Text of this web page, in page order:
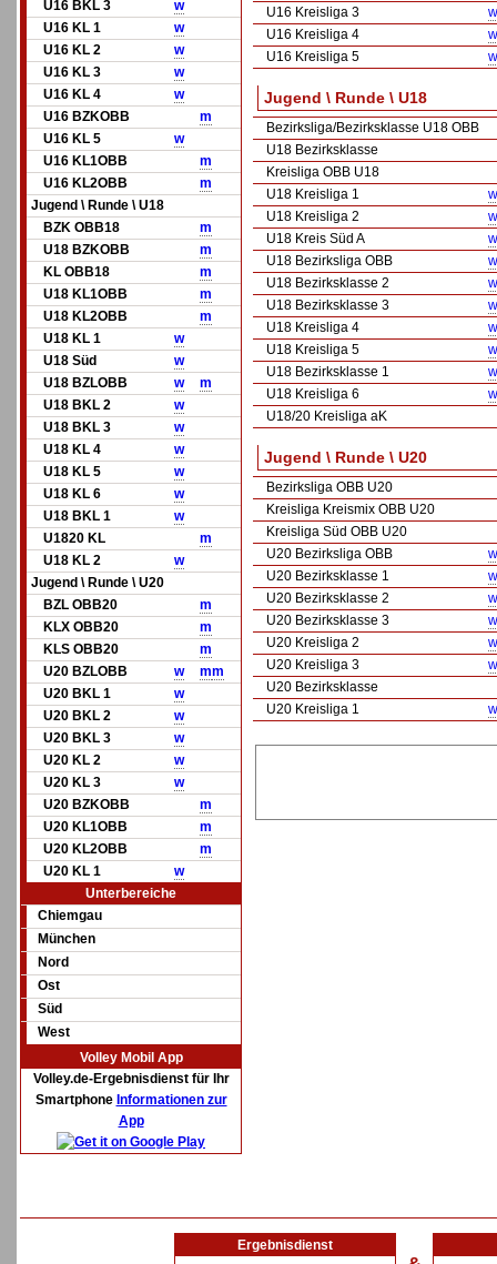
U16 BKL 3
w
U16 KL 1
w
U16 KL 2
w
U16 KL 3
w
U16 KL 4
w
U16 BZKOBB
m
U16 KL 5
w
U16 KL1OBB
m
U16 KL2OBB
m
Jugend \ Runde \ U18
BZK OBB18
m
U18 BZKOBB
m
KL OBB18
m
U18 KL1OBB
m
U18 KL2OBB
m
U18 KL 1
w
U18 Süd
w
U18 BZLOBB
w
m
U18 BKL 2
w
U18 BKL 3
w
U18 KL 4
w
U18 KL 5
w
U18 KL 6
w
U18 BKL 1
w
U1820 KL
m
U18 KL 2
w
Jugend \ Runde \ U20
BZL OBB20
m
KLX OBB20
m
KLS OBB20
m
U20 BZLOBB
w mm
U20 BKL 1
w
U20 BKL 2
w
U20 BKL 3
w
U20 KL 2
w
U20 KL 3
w
U20 BZKOBB
m
U20 KL1OBB
m
U20 KL2OBB
m
U20 KL 1
w
Unterbereiche
Chiemgau
München
Nord
Ost
Süd
West
Volley Mobil App
Volley.de-Ergebnisdienst für Ihr
Smartphone Informationen zur
App
U16 Kreisliga 3
U16 Kreisliga 4
U16 Kreisliga 5
Jugend \ Runde \ U18
Bezirksliga/Bezirksklasse U18 OBB
U18 Bezirksklasse
Kreisliga OBB U18
U18 Kreisliga 1
U18 Kreisliga 2
U18 Kreis Süd A
U18 Bezirksliga OBB
U18 Bezirksklasse 2
U18 Bezirksklasse 3
U18 Kreisliga 4
U18 Kreisliga 5
U18 Bezirksklasse 1
U18 Kreisliga 6
U18/20 Kreisliga aK
Jugend \ Runde \ U20
Bezirksliga OBB U20
Kreisliga Kreismix OBB U20
Kreisliga Süd OBB U20
U20 Bezirksliga OBB
U20 Bezirksklasse 1
U20 Bezirksklasse 2
U20 Bezirksklasse 3
U20 Kreisliga 2
U20 Kreisliga 3
U20 Bezirksklasse
U20 Kreisliga 1
Ergebnisdienst